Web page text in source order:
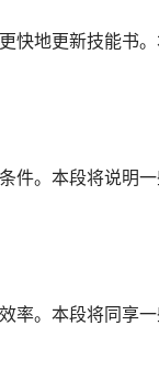
快地更新技能书
件。本段将说明
。本段将同享一